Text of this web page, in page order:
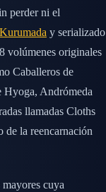
perder ni el
y serializado
volúmenes originales
Caballeros de
Andrómeda
llamadas Cloths
de la reencarnación
cuya